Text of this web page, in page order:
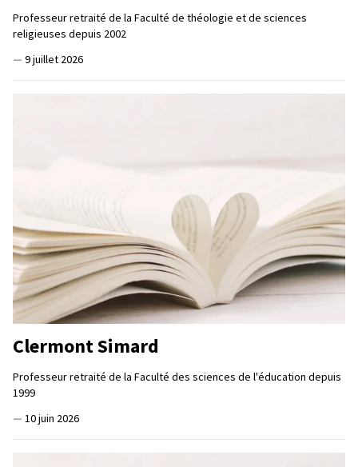
Professeur retraité de la Faculté de théologie et de sciences
religieuses depuis 2002
— 9 juillet 2026
Clermont Simard
Professeur retraité de la Faculté des sciences de l'éducation depuis
1999
— 10 juin 2026